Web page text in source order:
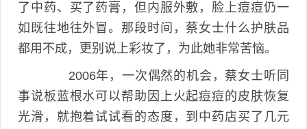
了中药、买了药膏，但内服外敷，脸上痘痘仍一
如既往地往外冒。那段时间，蔡女士什么护肤品
都用不成，更别说上彩妆了，为此她非常苦恼。
2006年，一次偶然的机会，蔡女士听同
事说板蓝根水可以帮助因上火起痘痘的皮肤恢复
光滑，就抱着试试看的态度，到中药店买了几元